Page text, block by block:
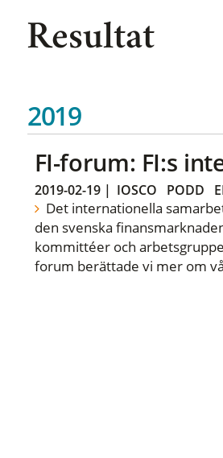
Resultat
2019
FI-forum: FI:s
2019-02-19| IOSCO PODD
Det internationella
den svenska
kommittéer och
forum berättade vi mer om